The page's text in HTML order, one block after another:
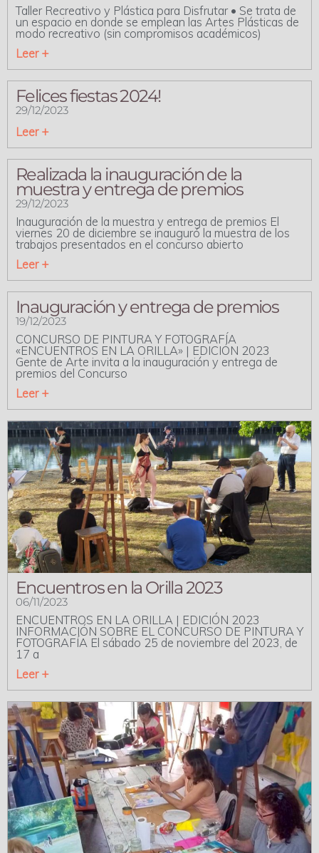
Taller Recreativo y Plástica para Disfrutar • Se trata de
un espacio en donde se emplean las Artes Plásticas de
modo recreativo (sin compromisos académicos)
Leer +
Felices fiestas 2024!
29/12/2023
Leer +
Realizada la inauguración de la
muestra y entrega de premios
29/12/2023
Inauguración de la muestra y entrega de premios El
viernes 20 de diciembre se inauguró la muestra de los
trabajos presentados en el concurso abierto
Leer +
Inauguración y entrega de premios
19/12/2023
CONCURSO DE PINTURA Y FOTOGRAFÍA
«ENCUENTROS EN LA ORILLA» | EDICIÓN 2023
Gente de Arte invita a la inauguración y entrega de
premios del Concurso
Leer +
Encuentros en la Orilla 2023
06/11/2023
ENCUENTROS EN LA ORILLA | EDICIÓN 2023
INFORMACIÓN SOBRE EL CONCURSO DE PINTURA Y
FOTOGRAFÍA El sábado 25 de noviembre del 2023, de
17 a
Leer +